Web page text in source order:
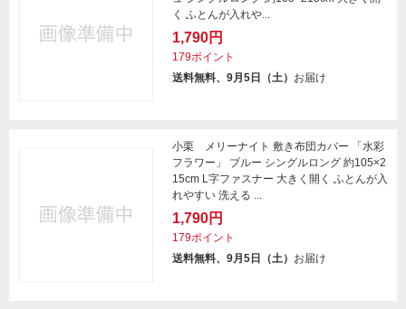
く ふとんが入れや...
1,790円
179ポイント
送料無料、9月5日（土） お届け
小栗 メリーナイト 敷き布団カバー 「水彩
フラワー」 ブルー シングルロング 約105×2
15cm L字ファスナー 大きく開く ふとんが入
れやすい 洗える ...
1,790円
179ポイント
送料無料、9月5日（土） お届け